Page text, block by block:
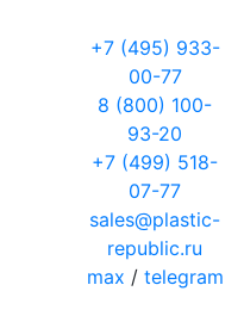
+7 (495) 933-
00-77
8 (800) 100-
93-20
+7 (499) 518-
07-77
sales@plastic-
republic.ru
max / telegram